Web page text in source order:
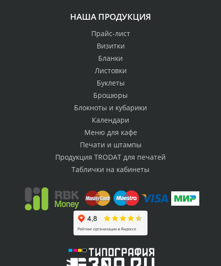
НАША ПРОДУКЦИЯ
Прайс-лист
Визитки
Бланки
Листовки
Буклеты
Брошюры
Блокноты и кубарики
Календари
Меню для кафе
Печати и штампы
Продукция TRODAT для печатей
Таблички на кабинеты